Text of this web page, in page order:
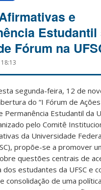
e
Estudantil
Fórum na
segunda-feira, 12 de
do “I Fórum de Ações
Estudantil da
pelo Comitê
da Universidade
propõe-se a promover
questões centrais de
dos estudantes da UFSC e
consolidação de uma política